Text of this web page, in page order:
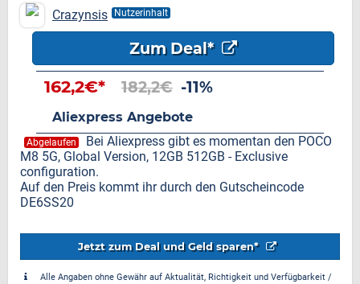
Crazynsis Nutzerinhalt
Zum Deal*
162,2€* 182,2€ -11%
Aliexpress Angebote
Abgelaufen
Bei Aliexpress gibt es momentan den POCO
M8 5G, Global Version, 12GB 512GB - Exclusive
configuration.
Auf den Preis kommt ihr durch den Gutscheincode
DE6SS20
Jetzt zum Deal und Geld sparen*
Alle Angaben ohne Gewähr auf Aktualität, Richtigkeit und Verfügbarkeit /